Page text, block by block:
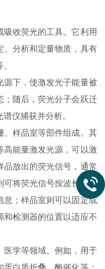
吸收荧光的工具。它利用
、分析和定量物质，具有
源下，使激发光子能量被
；随后，荧光分子会跃迁
仪捕获并分析。
样品室等部件组成。其
高能量激发光源，可以激
品放出的荧光信号，通常
可将荧光信号按波长进行
息；样品室则可以固定或
和检测器的位置以适应不
医学等领域。例如，用于